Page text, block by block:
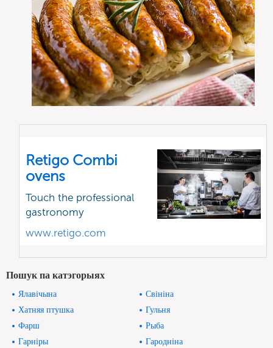
Retigo Combi
ovens
Touch the professional
gastronomy
www.retigo.com
Пошук па катэгорыях
Ялавічына
Свініна
Хатняя птушка
Гульня
Фарш
Рыба
Гарніры
Гародніна